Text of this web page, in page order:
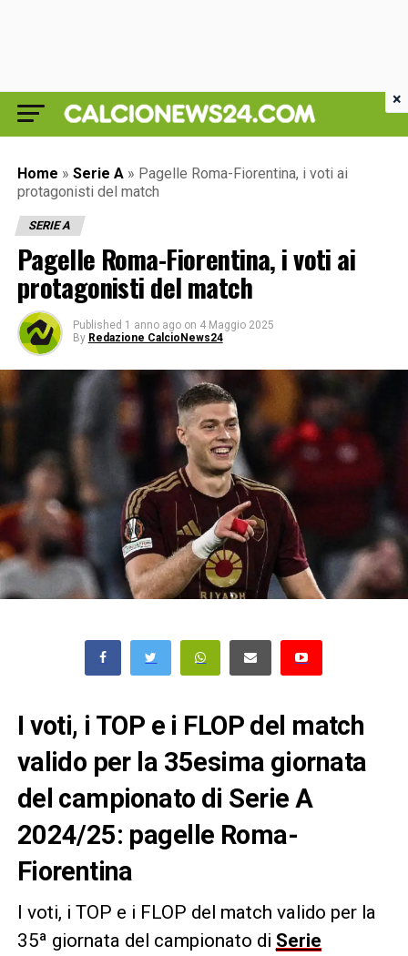
Home » Serie A » Pagelle Roma-Fiorentina, i voti ai
protagonisti del match
SERIE A
Pagelle Roma-Fiorentina, i voti ai
protagonisti del match
Published 1 anno ago on 4 Maggio 2025
By Redazione CalcioNews24
I voti, i TOP e i FLOP del match
valido per la 35esima giornata
del campionato di Serie A
2024/25: pagelle Roma-
Fiorentina
I voti, i TOP e i FLOP del match valido per la
35ª giornata del campionato di Serie
×